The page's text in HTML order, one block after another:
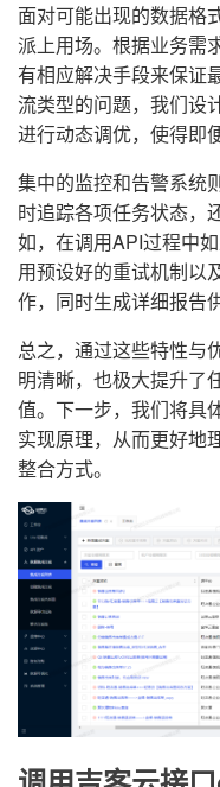
面对可能出现的数据格
派上用场。根据业务需
有相应解决手段来保证
流类型的问题，我们设
进行动态调优，使得即
集中的监控和告警系统
时追踪各项任务状态，
如，在调用API过程中
用预设好的重试机制以
作，同时生成详细报告
总之，通过这些特性与
明清晰，也极大提升了
值。下一步，我们将具
实现原理，从而更好地
整合方式。